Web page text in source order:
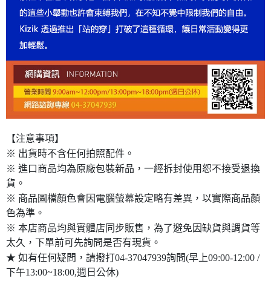
【注意事項】
※ 出貨時不含任何拍照配件。
※ 進口商品均為原廠包裝新品，一經拆封使用恕不接受退換
貨。
※ 商品圖檔顏色會因電腦螢幕設定略有差異，以實際商品顏
色為準。
※ 本店商品均與實體店同步販售，為了避免因缺貨與調貨等
太久，下單前可先詢問是否有現貨。
★ 如有任何疑問，請撥打04-37047939詢問(早上09:00-12:00 /
下午13:00~18:00,週日公休)